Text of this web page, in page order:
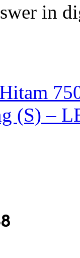
in
(S) –